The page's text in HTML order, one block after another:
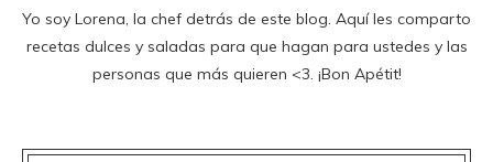
Yo soy Lorena, la chef detrás de este blog. Aquí les comparto
recetas dulces y saladas para que hagan para ustedes y las
personas que más quieren <3. ¡Bon Apétit!